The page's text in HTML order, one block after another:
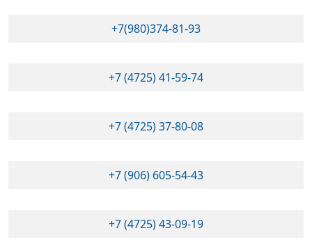
+7(980)374-81-93
+7 (4725) 41-59-74
+7 (4725) 37-80-08
+7 (906) 605-54-43
+7 (4725) 43-09-19